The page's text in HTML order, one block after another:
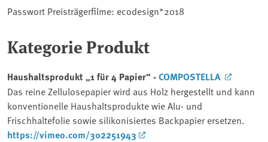
Passwort Preisträgerfilme: ecodesign*2018
Kategorie Produkt
Haushaltsprodukt „1 für 4 Papier“ -COMPOSTELLA
Das reine Zellulosepapier wird aus Holz hergestellt und kann
konventionelle Haushaltsprodukte wie Alu- und
Frischhaltefolie sowie silikonisiertes Backpapier ersetzen.
https://vimeo.com/302251943